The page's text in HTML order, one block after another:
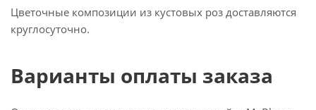
Цветочные композиции из кустовых роз доставляются
круглосуточно.
Варианты оплаты заказа